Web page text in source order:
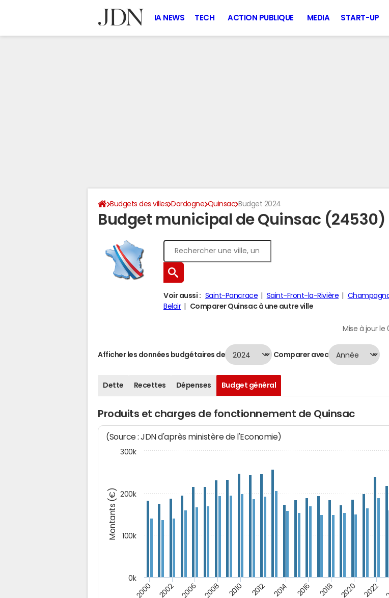
IA NEWS TECH ACTION PUBLIQUE MEDIA START-UP
Budgets des villes Dordogne Quinsac Budget 2024
Budget municipal de Quinsac (24530)
Voir aussi : Saint-Pancrace Saint-Front-la-Rivière
Belair
Comparer Quinsac à une autre ville
Mise à jour le
Afficher les données budgétaires de Comparer avec
Dette Recettes Dépenses Budget général
Produits et charges de fonctionnement de Quinsac
Montants (€)
(Source : JDN d'après ministère de l'Economie)
2000 2002 2006 2008 2010 2012 2014 2016 2018 2020 2022
0k
100k
200k
300k